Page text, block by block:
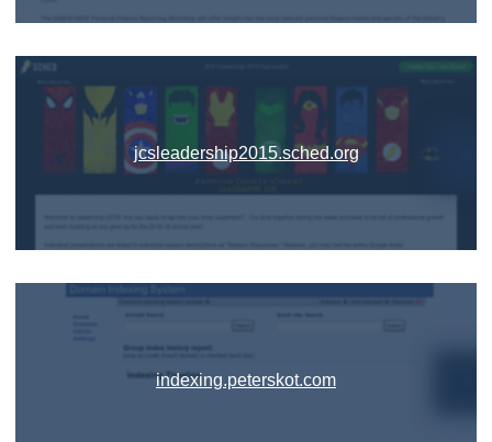
jcsleadership2015.sched.org
indexing.peterskot.com